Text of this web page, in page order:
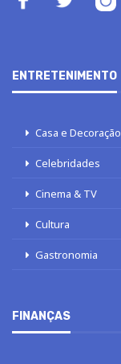
ENTRETENIMENTO
Casa e Decoração
Celebridades
Cinema & TV
Cultura
Gastronomia
FINANÇAS